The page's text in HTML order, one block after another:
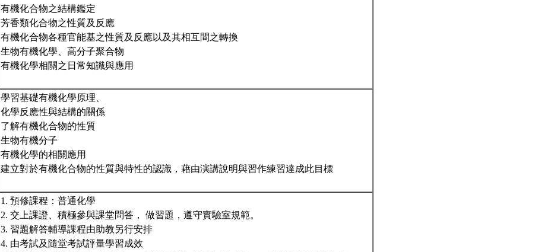
有機化合物之結構鑑定
芳香類化合物之性質及反應
有機化合物各種官能基之性質及反應以及其相互間之轉換
生物有機化學、高分子聚合物
有機化學相關之日常知識與應用
學習基礎有機化學原理、
化學反應性與結構的關係
了解有機化合物的性質
生物有機分子
有機化學的相關應用
建立對於有機化合物的性質與特性的認識，藉由演講說明與習作練習達成此目標
1. 預修課程：普通化學
2. 交上課證、積極參與課堂問答， 做習題，遵守實驗室規範。
3. 習題解答輔導課程由助教另行安排
4. 由考試及隨堂考試評量學習成效